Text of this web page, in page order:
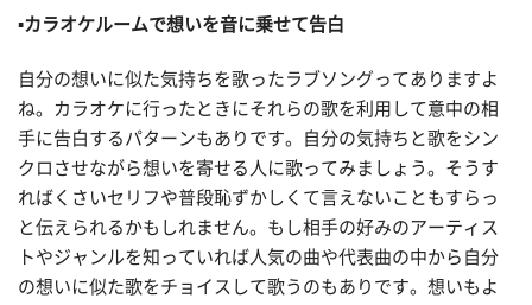
▪️カラオケルームで想いを音に乗せて告白
自分の想いに似た気持ちを歌ったラブソングってありますよ
ね。カラオケに行ったときにそれらの歌を利用して意中の相
手に告白するパターンもありです。自分の気持ちと歌をシン
クロさせながら想いを寄せる人に歌ってみましょう。そうす
ればくさいセリフや普段恥ずかしくて言えないこともすらっ
と伝えられるかもしれません。もし相手の好みのアーティス
トやジャンルを知っていれば人気の曲や代表曲の中から自分
の想いに似た歌をチョイスして歌うのもありです。想いもよ